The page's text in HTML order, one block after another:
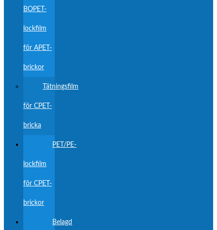
BOPET-
lockfilm
för APET-
brickor
Tätningsfilm
för CPET-
bricka
PET/PE-
lockfilm
för CPET-
brickor
Belagd